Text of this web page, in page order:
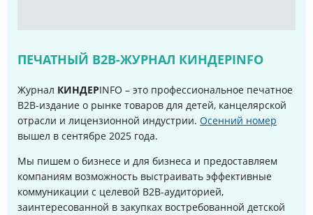
ПЕЧАТНЫЙ B2B-ЖУРНАЛ КИНДЕРINFO
Журнал КИНДЕРINFO – это профессиональное печатное
B2B-издание о рынке товаров для детей, канцелярской
отрасли и лицензионной индустрии. Осенний номер
вышел в сентябре 2025 года.
Мы пишем о бизнесе и для бизнеса и предоставляем
компаниям возможность выстраивать эффективные
коммуникации с целевой B2B-аудиторией,
заинтересованной в закупках востребованной детской